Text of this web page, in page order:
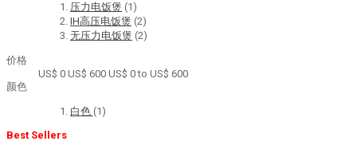
压力电饭煲 (1)
IH高压电饭煲 (2)
无压力电饭煲 (2)
价格
US$ 0 US$ 600 US$ 0 to US$ 600
颜色
白色 (1)
Best Sellers